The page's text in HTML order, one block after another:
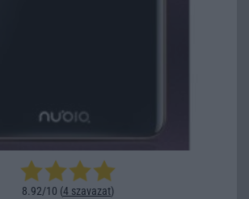
8.92/10 (4 szavazat)